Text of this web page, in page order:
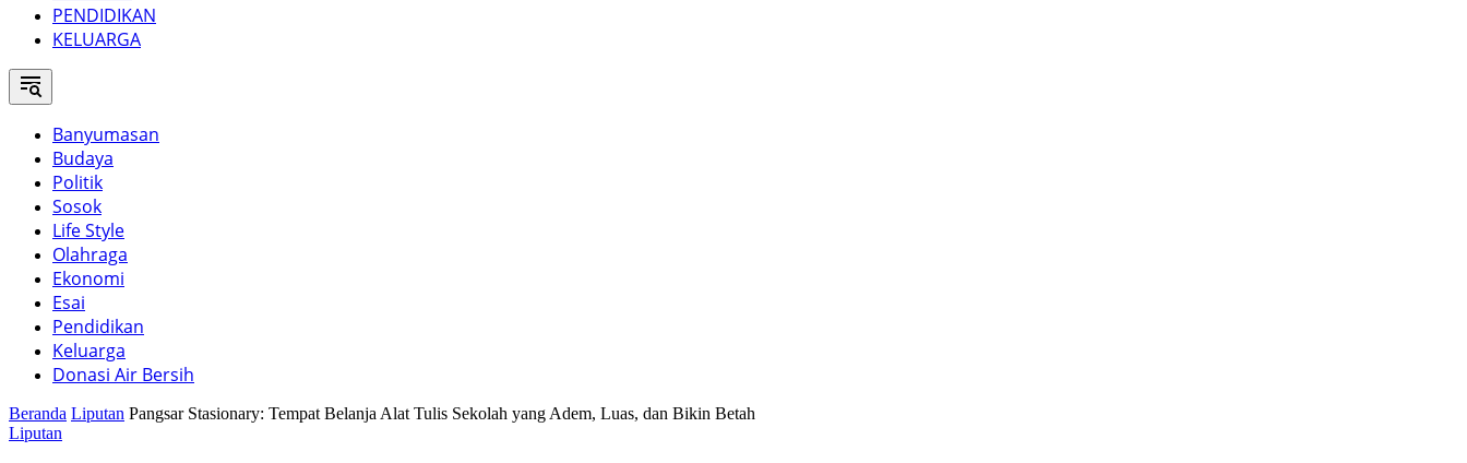
PENDIDIKAN
KELUARGA
Banyumasan
Budaya
Politik
Sosok
Life Style
Olahraga
Ekonomi
Esai
Pendidikan
Keluarga
Donasi Air Bersih
Beranda Liputan Pangsar Stasionary: Tempat Belanja Alat Tulis Sekolah yang Adem, Luas, dan Bikin Betah
Liputan